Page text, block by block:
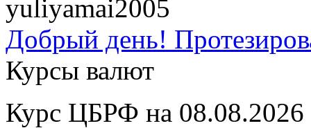
yuliyamai2005
Добрый день!
Курсы валют
Курс ЦБРФ на 08.08.2026